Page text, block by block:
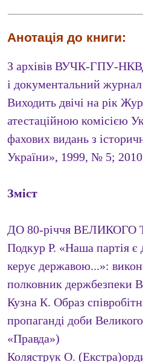
Анотація до книги:
З архівів ВУЧК-ГПУ-
і документальний
Виходить двічі на рік
атестаційною комісією
фахових видань з
України», 1999, № 5;
Зміст
ДО 80-річчя ВЕЛИКОГО
Подкур Р. «Наша партія
керує державою...»:
полковник держбезпеки
Кузна К. Образ
пропаганді доби
«Правда»)
Коляструк О.